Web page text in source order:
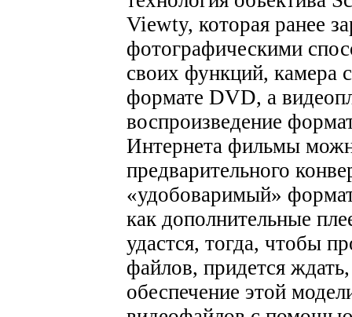
Viewty, которая ранее
фотографическими
своих функций, камера
формате DVD, а
воспроизведение
Интернета фильмы
предварительного
«удобоваримый»
как дополнительные
удастся, тогда, чтобы
файлов, придется
обеспечение этой